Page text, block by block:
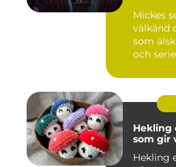
Mickes
välkänd
som
och
Hekling en kreativ hobby
som gir
Hekling